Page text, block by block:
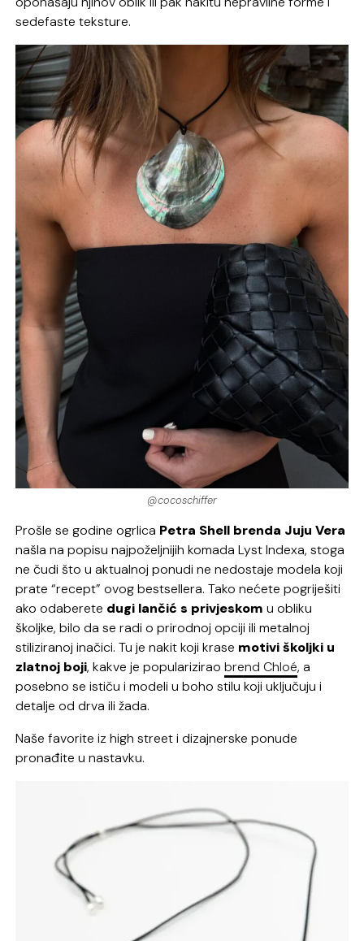
sedefaste teksture.
@cocoschiffer
Prošle se godine ogrlica Petra Shell brenda Juju Vera
našla na popisu najpoželjnijih komada Lyst Indexa, stoga
ne čudi što u aktualnoj ponudi ne nedostaje modela koji
prate “recept” ovog bestsellera. Tako nećete pogriješiti
ako odaberete dugi lančić s privjeskom u obliku
školjke, bilo da se radi o prirodnoj opciji ili metalnoj
stiliziranoj inačici. Tu je nakit koji krase motivi školjki u
zlatnoj boji, kakve je populariziraobrend Chloé, a
posebno se ističu i modeli u boho stilu koji uključuju i
detalje od drva ili žada.
Naše favorite iz high street i dizajnerske ponude
pronađite u nastavku.